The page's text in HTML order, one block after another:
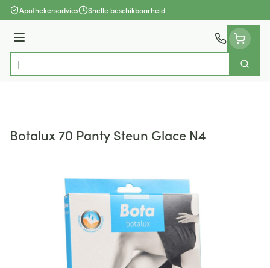
Ga naar de inhoud
Apothekersadvies Snelle beschikbaarheid
Menu
Product, merk, categorie...
Zoek
Botalux 70 Panty Steun Glace N4